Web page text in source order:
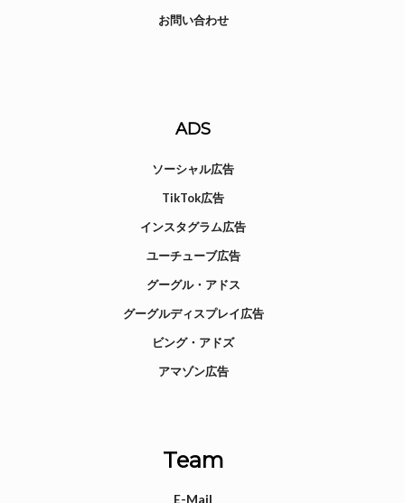
お問い合わせ
ADS
ソーシャル広告
TikTok広告
インスタグラム広告
ユーチューブ広告
グーグル・アドス
グーグルディスプレイ広告
ビング・アドズ
アマゾン広告
Team
E-Mail